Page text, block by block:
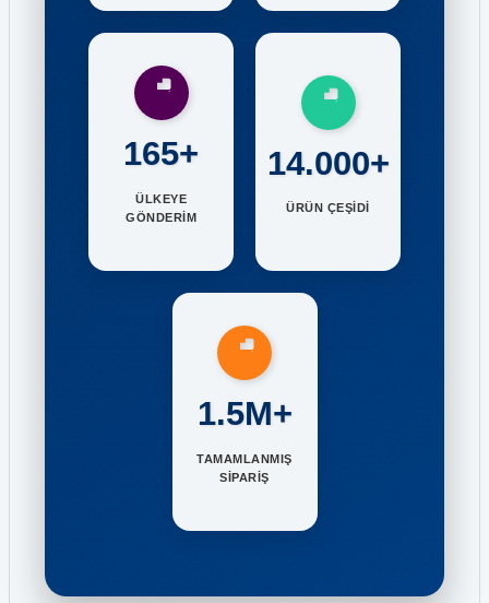
165+
ÜLKEYE
GÖNDERİM
14.000+
ÜRÜN ÇEŞİDİ
1.5M+
TAMAMLANMIŞ
SİPARİŞ